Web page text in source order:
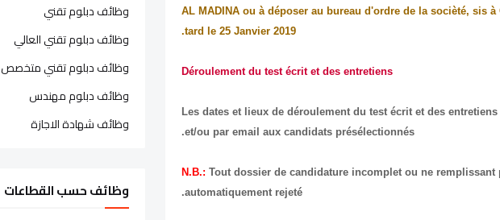
AL MADINA ou à déposer au bureau d'ordre de la socièté, sis
tard le 25 Janvier 2019.
Déroulement du test écrit et des entretiens
Les dates et lieux de déroulement du test écrit et des
et/ou par email aux candidats présélectionnés.
N.B.: Tout dossier de candidature incomplet ou ne
automatiquement rejeté.
وظائف دبلوم تقني
وظائف دبلوم تقني العالي
وظائف دبلوم تقني متخصص
وظائف دبلوم مهندس
وظائف شهادة الاجازة
وظائف حسب القطاعات